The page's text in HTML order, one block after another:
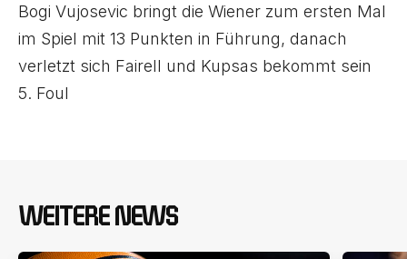
Bogi Vujosevic bringt die Wiener zum ersten Mal
im Spiel mit 13 Punkten in Führung, danach
verletzt sich Fairell und Kupsas bekommt sein
5. Foul
WEITERE NEWS